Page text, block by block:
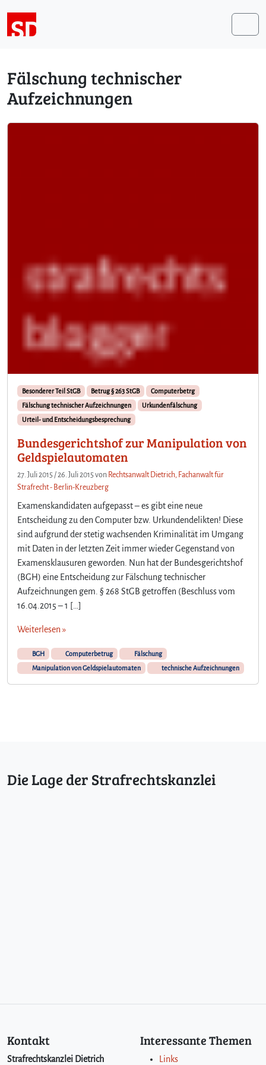
Fälschung technischer
Aufzeichnungen
Besonderer Teil StGB Betrug § 263 StGB
Computerbetrg
Fälschung technischer Aufzeichnungen
Urkundenfälschung
Urteil- und Entscheidungsbesprechung
Bundesgerichtshof zur Manipulation von
Geldspielautomaten
27. Juli 2015 /26. Juli 2015von Rechtsanwalt Dietrich, Fachanwalt für
Strafrecht - Berlin-Kreuzberg
Examenskandidaten aufgepasst – es gibt eine neue
Entscheidung zu den Computer bzw. Urkundendelikten! Diese
sind aufgrund der stetig wachsenden Kriminalität im Umgang
mit Daten in der letzten Zeit immer wieder Gegenstand von
Examensklausuren geworden. Nun hat der Bundesgerichtshof
(BGH) eine Entscheidung zur Fälschung technischer
Aufzeichnungen gem. § 268 StGB getroffen (Beschluss vom
16.04.2015 – 1 […]
Weiterlesen »
BGH Computerbetrug
Fälschung
Manipulation von Geldspielautomaten
technische Aufzeichnungen
Die Lage der Strafrechtskanzlei
Kontakt
Strafrechtskanzlei Dietrich
Interessante Themen
Links